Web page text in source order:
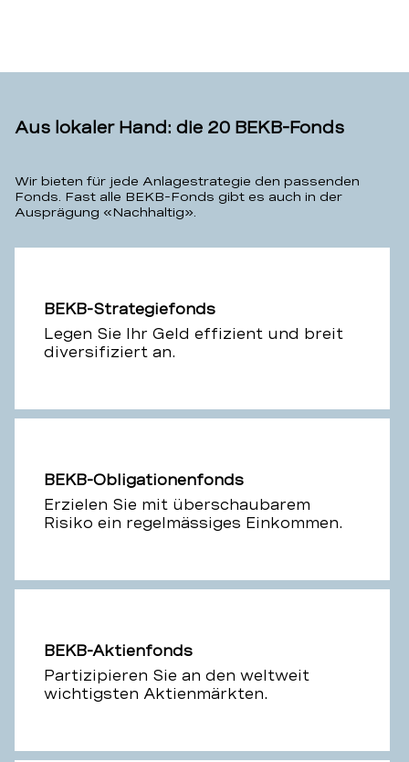
Aus lokaler Hand: die 20 BEKB-Fonds
Wir bieten für jede Anlagestrategie den passenden
Fonds. Fast alle BEKB-Fonds gibt es auch in der
Ausprägung «Nachhaltig».
BEKB-Strategiefonds
Legen Sie Ihr Geld effizient und breit
diversifiziert an.
BEKB-Obligationenfonds
Erzielen Sie mit überschaubarem
Risiko ein regelmässiges Einkommen.
BEKB-Aktienfonds
Partizipieren Sie an den weltweit
wichtigsten Aktienmärkten.